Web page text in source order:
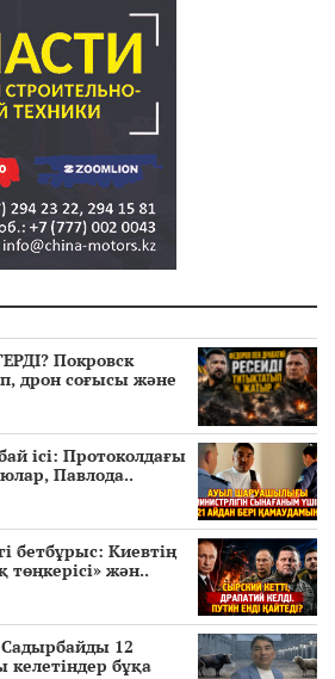
Покровск
дрон соғысы және
ісі: Протоколдағы
Павлода..
бетбұрыс: Киевтің
төңкерісі» жән..
12
бұқа